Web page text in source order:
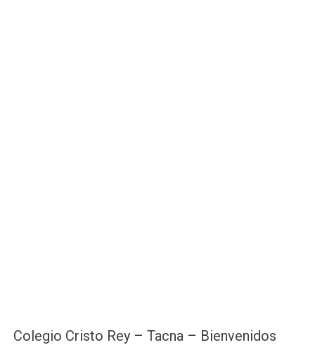
Colegio Cristo Rey – Tacna – Bienvenidos